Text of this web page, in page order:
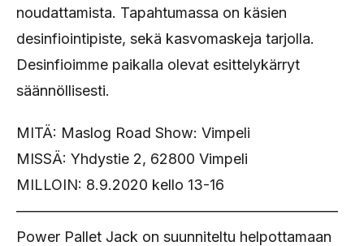
noudattamista. Tapahtumassa on käsien
desinfiointipiste, sekä kasvomaskeja tarjolla.
Desinfioimme paikalla olevat esittelykärryt
säännöllisesti.
MITÄ: Maslog Road Show: Vimpeli
MISSÄ: Yhdystie 2, 62800 Vimpeli
MILLOIN: 8.9.2020 kello 13-16
——————————————————————
Power Pallet Jack on suunniteltu helpottamaan